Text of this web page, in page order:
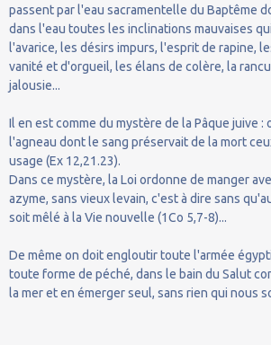
passent par l'eau sacramentelle du Baptême
dans l'eau toutes les inclinations mauvaises
l'avarice, les désirs impurs, l'esprit de rapine,
vanité et d'orgueil, les élans de colère, la
jalousie...
Il en est comme du mystère de la Pâque juive :
l'agneau dont le sang préservait de la mort
usage (Ex 12,21.23).
Dans ce mystère, la Loi ordonne de manger
azyme, sans vieux levain, c'est à dire sans
soit mêlé à la Vie nouvelle (1Co 5,7-8)...
De même on doit engloutir toute l'armée
toute forme de péché, dans le bain du Salut
la mer et en émerger seul, sans rien qui nous